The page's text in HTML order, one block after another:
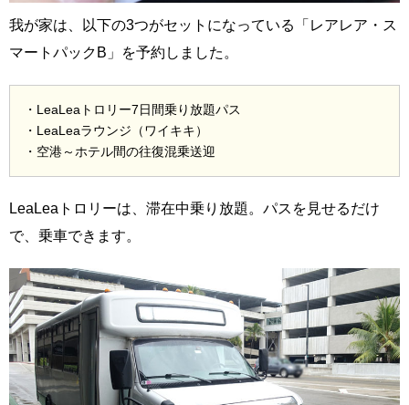
我が家は、以下の3つがセットになっている「レアレア・ス
マートパックB」を予約しました。
・LeaLeaトロリー7日間乗り放題パス
・LeaLeaラウンジ（ワイキキ）
・空港～ホテル間の往復混乗送迎
LeaLeaトロリーは、滞在中乗り放題。パスを見せるだけ
で、乗車できます。